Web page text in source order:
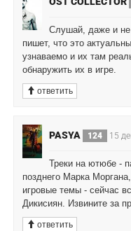
Слушай, даже и не
пишет, что это
узнаваемо и их там
обнаружить их в игре.
ответить
PASYA 124 15
Треки на ютюбе -
позднего Марка
игровые темы - сейчас
Дикисиян. Извините за
ответить